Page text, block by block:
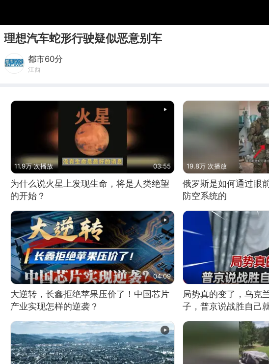
理想汽车蛇形行驶疑似恶意别车
都市60分
江西
11.9万 次播放 03:55
为什么说火星上发现生命，将是人类绝望
的开始？
19.8万 次播放
俄罗斯是如何通过眼
防空系统的
04:09
大逆转，长鑫拒绝苹果压价了！中国芯片
产业实现怎样的逆袭？
局势真的变了，乌克
子，普京说战胜自己